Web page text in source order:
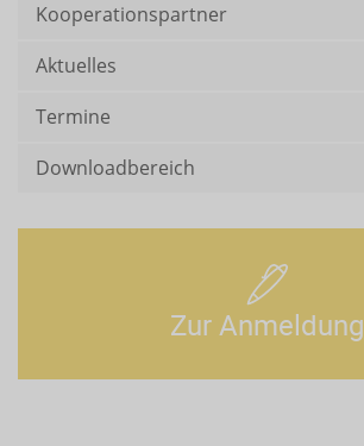
Kooperationspartner
Aktuelles
Termine
Downloadbereich
Zur Anmeldung